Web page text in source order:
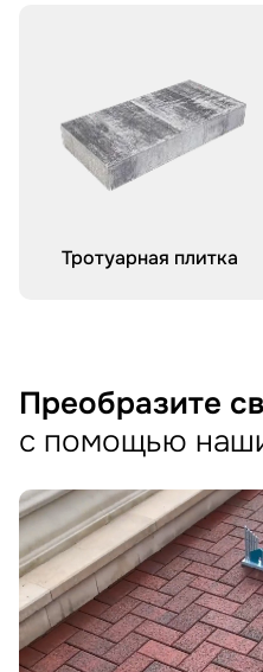
Тротуарная плитка
Преобразите
с помощью